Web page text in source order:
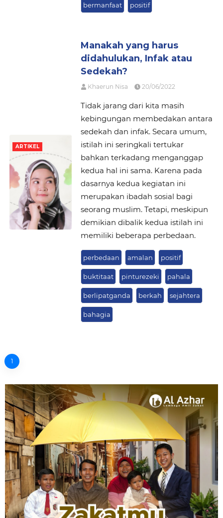
bermanfaat positif
ARTIKEL
Manakah yang harus
didahulukan, Infak atau
Sedekah?
Khaerun Nisa 20/06/2022
Tidak jarang dari kita masih
kebingungan membedakan antara
sedekah dan infak. Secara umum,
istilah ini seringkali tertukar
bahkan terkadang menganggap
kedua hal ini sama. Karena pada
dasarnya kedua kegiatan ini
merupakan ibadah sosial bagi
seorang muslim. Tetapi, meskipun
demikian dibalik kedua istilah ini
memiliki beberapa perbedaan.
perbedaan amalan positif
buktitaat pinturezeki pahala
berlipatganda berkah sejahtera
bahagia
1